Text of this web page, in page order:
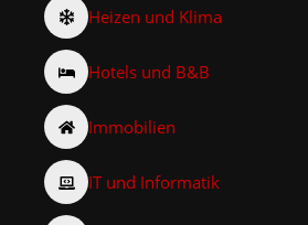
Heizen und Klima
Hotels und B&B
Immobilien
IT und Informatik